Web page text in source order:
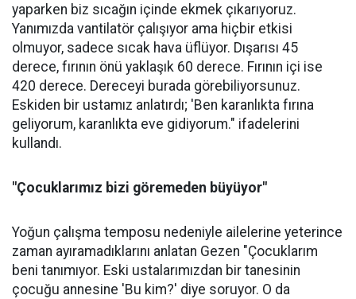
yaparken biz sıcağın içinde ekmek çıkarıyoruz.
Yanımızda vantilatör çalışıyor ama hiçbir etkisi
olmuyor, sadece sıcak hava üflüyor. Dışarısı 45
derece, fırının önü yaklaşık 60 derece. Fırının içi ise
420 derece. Dereceyi burada görebiliyorsunuz.
Eskiden bir ustamız anlatırdı; 'Ben karanlıkta fırına
geliyorum, karanlıkta eve gidiyorum." ifadelerini
kullandı.
"Çocuklarımız bizi göremeden büyüyor"
Yoğun çalışma temposu nedeniyle ailelerine yeterince
zaman ayıramadıklarını anlatan Gezen "Çocuklarım
beni tanımıyor. Eski ustalarımızdan bir tanesinin
çocuğu annesine 'Bu kim?' diye soruyor. O da